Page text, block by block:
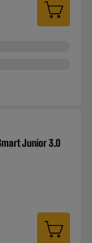
Junior 3.0